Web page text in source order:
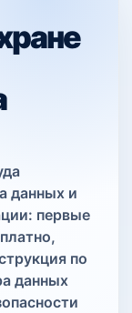
данных и
первые
по
данных